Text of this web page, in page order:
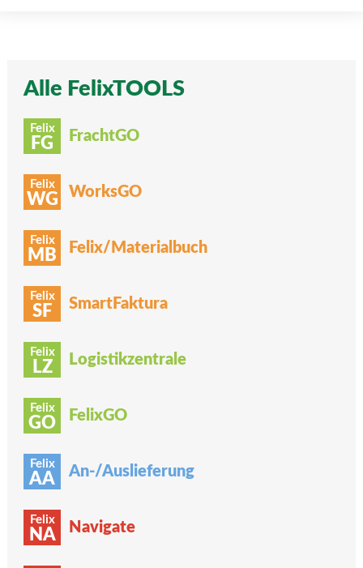
Alle FelixTOOLS
Felix
FG FrachtGO
Felix
WG WorksGO
Felix
MB Felix/Materialbuch
Felix
SF SmartFaktura
Felix
LZ Logistikzentrale
Felix
GO FelixGO
Felix
AA An-/Auslieferung
Felix
NA Navigate